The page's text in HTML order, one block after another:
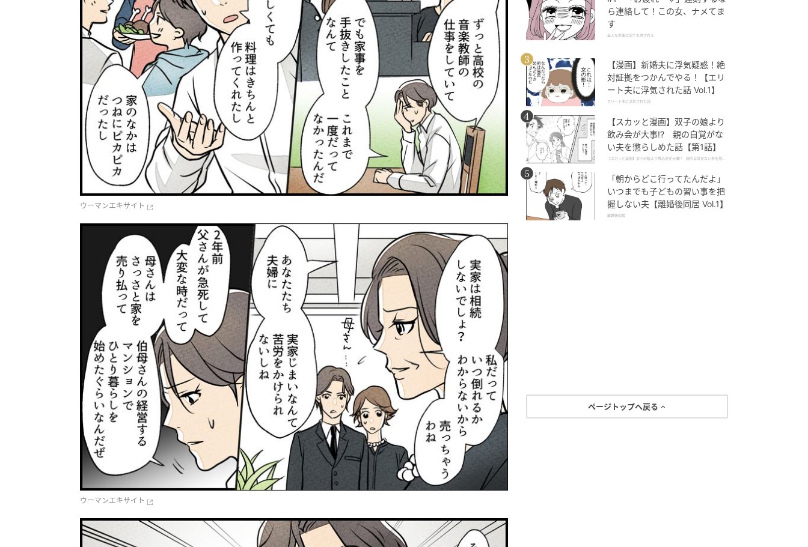
ウーマンエキサイト
ウーマンエキサイト
ら連絡して！この女、ナメてま
す
美人な友達は何でも許される
【漫画】新婚夫に浮気疑惑！絶
対証拠をつかんでやる！【エリ
ート夫に浮気された話 Vol.1】
エリート夫に浮気された話
【スカッと漫画】双子の娘より
飲み会が大事!? 親の自覚がな
い夫を懲らしめた話【第1話】
【スカッと漫画】双子の娘より飲み会が大事!? 親の自覚がない夫を懲ら
「朝からどこ行ってたんだよ」
いつまでも子どもの習い事を把
握しない夫【離婚後同居 Vol.1】
離婚後同居
ページトップへ戻る